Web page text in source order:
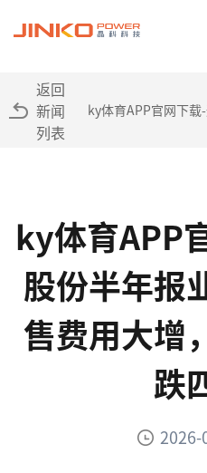
返回
新闻
列表
ky体育APP官网下
ky体育APP
股份半年报
售费用大增
跌
2026-